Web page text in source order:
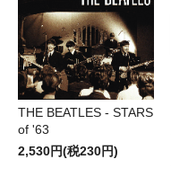
THE BEATLES - STARS
of '63
2,530円(税230円)